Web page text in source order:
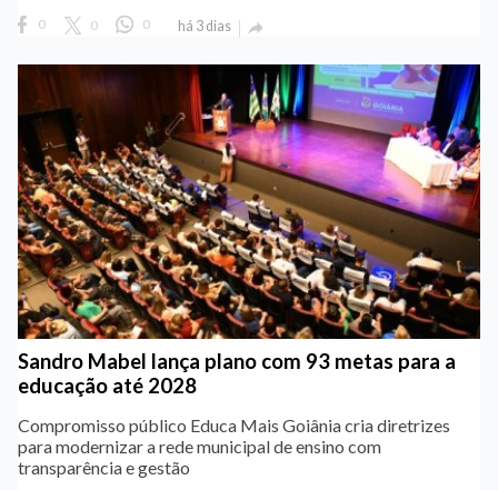
0 0 0 há 3 dias 
Sandro Mabel lança plano com 93 metas para a
educação até 2028
Compromisso público Educa Mais Goiânia cria diretrizes
para modernizar a rede municipal de ensino com
transparência e gestão